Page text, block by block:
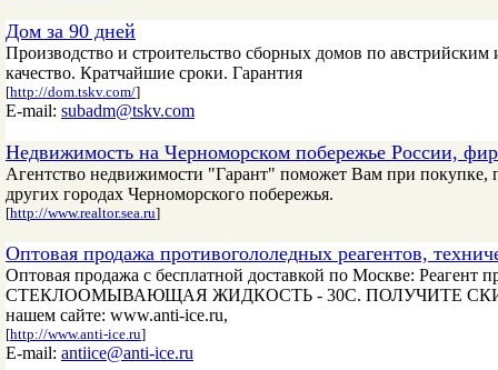
Дом за 90 дней
Производство и строительство сборных домов по
качество. Кратчайшие сроки. Гарантия
[http://dom.tskv.com/]
E-mail: subadm@tskv.com
Недвижимость на Черноморском побережье России,
Агентство недвижимости "Гарант" поможет Вам при покупке,
других городах Черноморского побережья.
[http://www.realtor.sea.ru]
Оптовая продажа противогололедных реагентов,
Оптовая продажа с бесплатной доставкой по Москве:
СТЕКЛООМЫВАЮЩАЯ ЖИДКОСТЬ - 30С. ПОЛУЧИТЕ СКИДКУ
нашем сайте: www.anti-ice.ru,
[http://www.anti-ice.ru]
E-mail: antiice@anti-ice.ru